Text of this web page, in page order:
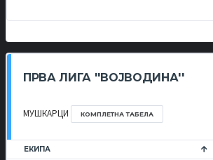
ПРВА ЛИГА ''ВОЈВОДИНА''
МУШКАРЦИ КОМПЛЕТНА ТАБЕЛА
ЕКИПА